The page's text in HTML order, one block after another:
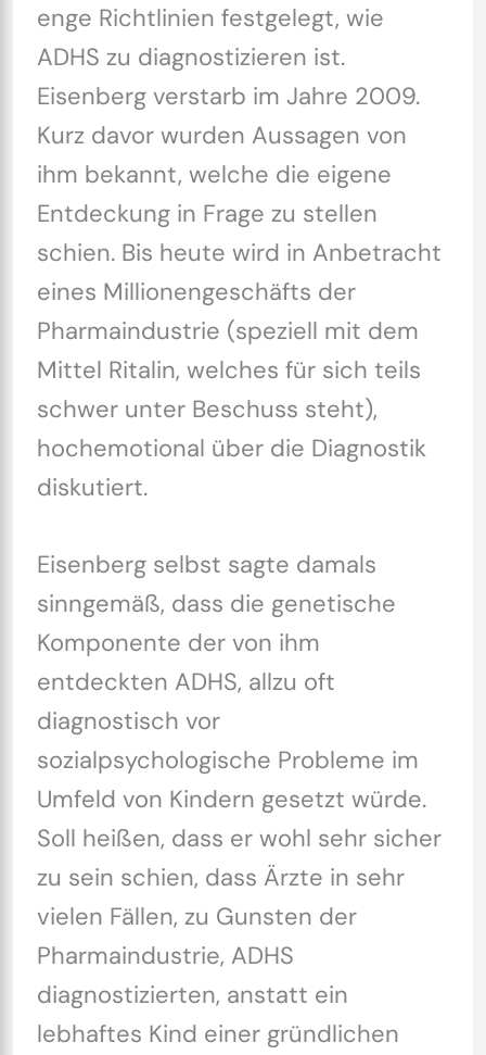
enge Richtlinien festgelegt, wie
ADHS zu diagnostizieren ist.
Eisenberg verstarb im Jahre 2009.
Kurz davor wurden Aussagen von
ihm bekannt, welche die eigene
Entdeckung in Frage zu stellen
schien. Bis heute wird in Anbetracht
eines Millionengeschäfts der
Pharmaindustrie (speziell mit dem
Mittel Ritalin, welches für sich teils
schwer unter Beschuss steht),
hochemotional über die Diagnostik
diskutiert.
Eisenberg selbst sagte damals
sinngemäß, dass die genetische
Komponente der von ihm
entdeckten ADHS, allzu oft
diagnostisch vor
sozialpsychologische Probleme im
Umfeld von Kindern gesetzt würde.
Soll heißen, dass er wohl sehr sicher
zu sein schien, dass Ärzte in sehr
vielen Fällen, zu Gunsten der
Pharmaindustrie, ADHS
diagnostizierten, anstatt ein
lebhaftes Kind einer gründlichen